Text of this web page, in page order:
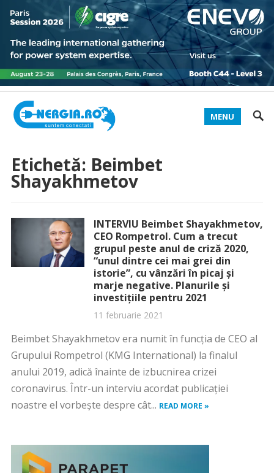
MENU
Etichetă: Beimbet
Shayakhmetov
INTERVIU Beimbet Shayakhmetov,
CEO Rompetrol. Cum a trecut
grupul peste anul de criză 2020,
“unul dintre cei mai grei din
istorie”, cu vânzări în picaj și
marje negative. Planurile și
investițiile pentru 2021
11 februarie 2021
Beimbet Shayakhmetov era numit în funcția de CEO al
Grupului Rompetrol (KMG International) la finalul
anului 2019, adică înainte de izbucnirea crizei
coronavirus. Într-un interviu acordat publicației
noastre el vorbește despre cât... READ MORE »